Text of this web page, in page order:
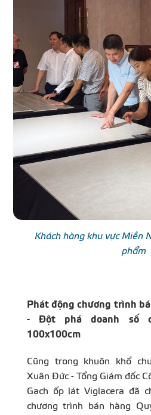
Khách hàng khu vực Miền
phẩm
Phát động chương trình
- Đột phá doanh số
100x100cm
Cũng trong khuôn khổ
Xuân Đức - Tổng Giám đốc
Gạch ốp lát Viglacera đã
chương trình bán hàng